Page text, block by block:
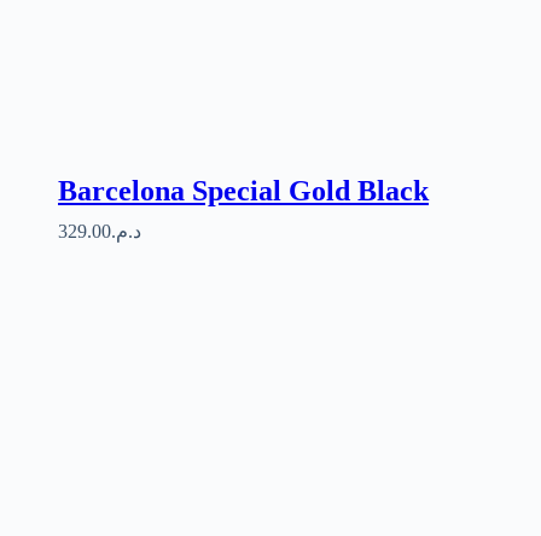
Barcelona Special Gold Black
د.م.329.00